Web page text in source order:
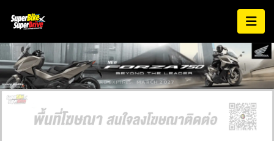
AD EXPIRES: MARCH 2027